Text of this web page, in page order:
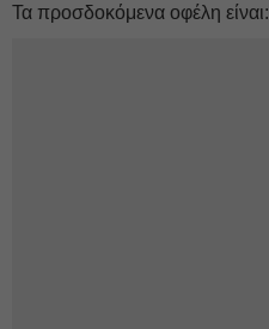
Τα προσδοκόμενα οφέλη είναι: